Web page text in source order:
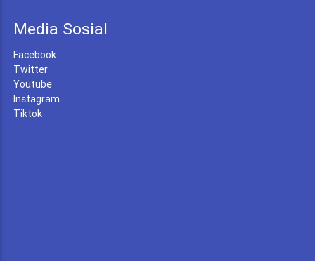
Media Sosial
Facebook
Twitter
Youtube
Instagram
Tiktok